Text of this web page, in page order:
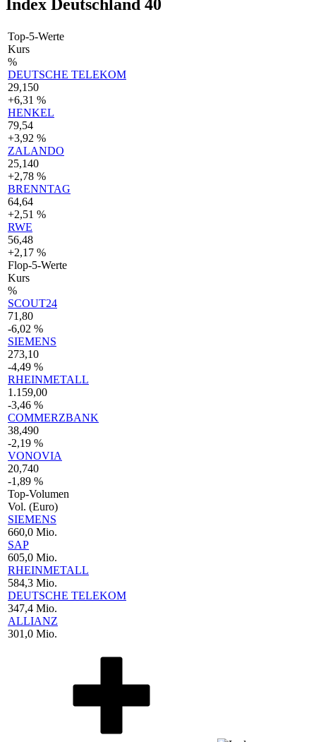
Index Deutschland 40
Top-5-Werte
Kurs
%
DEUTSCHE TELEKOM
29,150
+6,31 %
HENKEL
79,54
+3,92 %
ZALANDO
25,140
+2,78 %
BRENNTAG
64,64
+2,51 %
RWE
56,48
+2,17 %
Flop-5-Werte
Kurs
%
SCOUT24
71,80
-6,02 %
SIEMENS
273,10
-4,49 %
RHEINMETALL
1.159,00
-3,46 %
COMMERZBANK
38,490
-2,19 %
VONOVIA
20,740
-1,89 %
Top-Volumen
Vol. (Euro)
SIEMENS
660,0 Mio.
SAP
605,0 Mio.
RHEINMETALL
584,3 Mio.
DEUTSCHE TELEKOM
347,4 Mio.
ALLIANZ
301,0 Mio.